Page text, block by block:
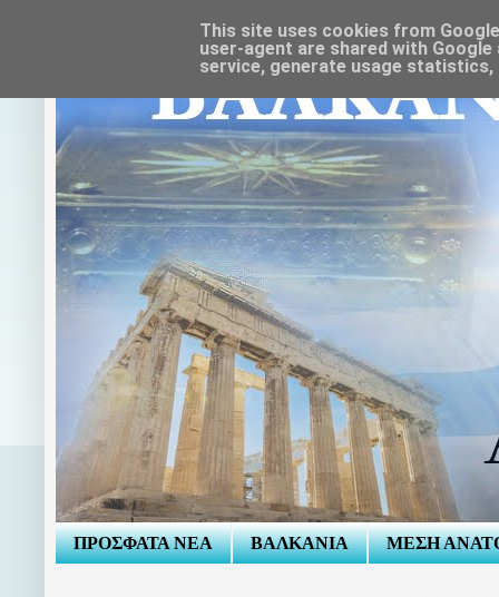
ΠΡΟΣΦΑΤΑ ΝΕΑ ΒΑΛΚΑΝΙΑ ΜΕΣΗ
This site uses cookies from
user-agent are shared with
service, generate usage statistics,